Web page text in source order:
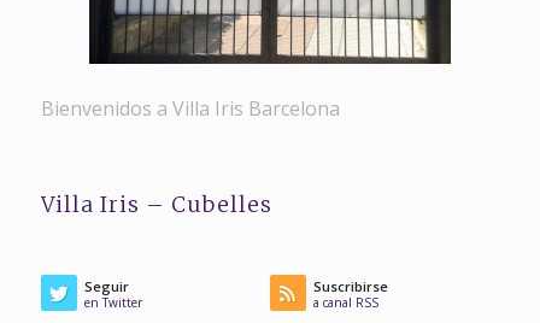
Bienvenidos a Villa Iris Barcelona
Villa Iris – Cubelles
Seguir
en Twitter
Suscribirse
a canal RSS